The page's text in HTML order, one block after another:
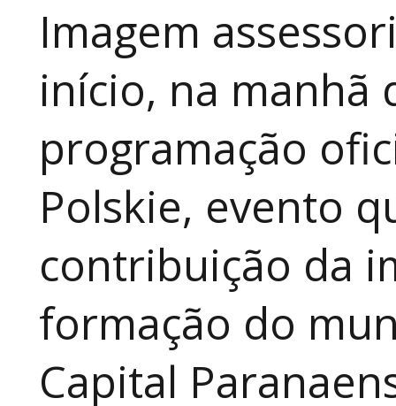
Imagem
início, na manhã
programação
Polskie, evento
contribuição da
formação do
Capital